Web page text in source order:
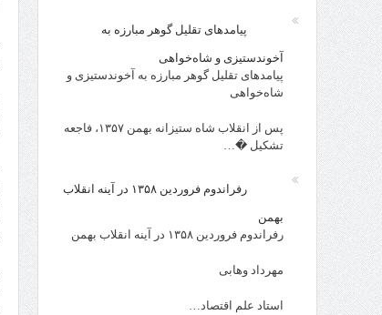
پیامدهای تقلیل گوهر مبارزه به
آخوندستیزی و شاه‌خواهی
پیامدهای تقلیل گوهر مبارزه به آخوندستیزی و
شاه‌خواهی
پس از انقلاب شاه ستیزانه بهمن ۱۳۵۷، فاجعه
تشکیل �…
رفراندوم فروردین ۱۳۵۸ در آینه انقلاب
بهمن
رفراندوم فروردین ۱۳۵۸ در آینه انقلاب بهمن
مهرداد وهابی
استاد علم اقتصاد…